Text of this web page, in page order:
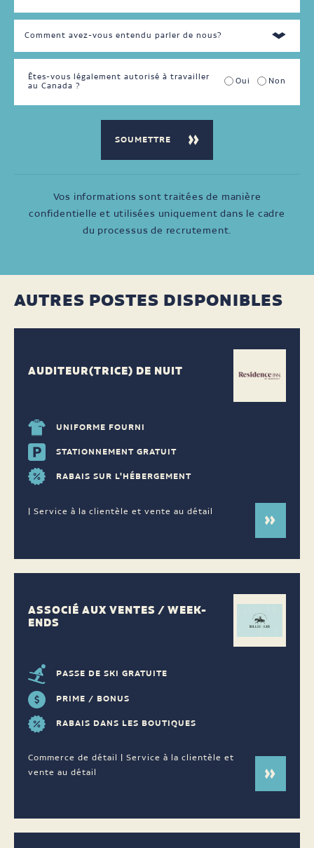
Êtes-vous légalement autorisé à travailler
au Canada ?
Oui Non
Vos informations sont traitées de manière
confidentielle et utilisées uniquement dans le cadre
du processus de recrutement.
AUTRES POSTES DISPONIBLES
AUDITEUR(TRICE) DE NUIT
UNIFORME FOURNI
STATIONNEMENT GRATUIT
RABAIS SUR L'HÉBERGEMENT
| Service à la clientèle et vente au détail
ASSOCIÉ AUX VENTES / WEEK-
ENDS
PASSE DE SKI GRATUITE
PRIME / BONUS
RABAIS DANS LES BOUTIQUES
Commerce de détail | Service à la clientèle et
vente au détail